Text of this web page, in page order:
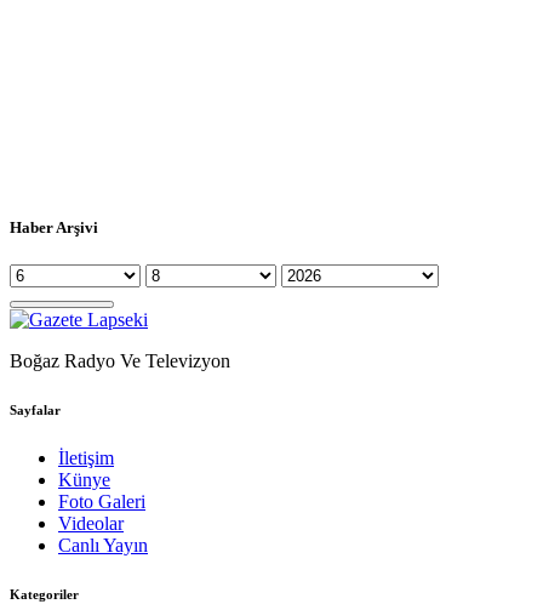
Haber Arşivi
Boğaz Radyo Ve Televizyon
Sayfalar
İletişim
Künye
Foto Galeri
Videolar
Canlı Yayın
Kategoriler